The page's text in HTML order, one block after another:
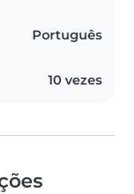
Português
10 vezes